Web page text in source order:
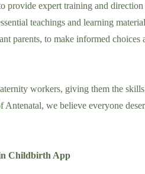
provide expert training and direction
teachings and learning
parents, to make informed choices
workers, giving them the
we believe everyone
Childbirth App